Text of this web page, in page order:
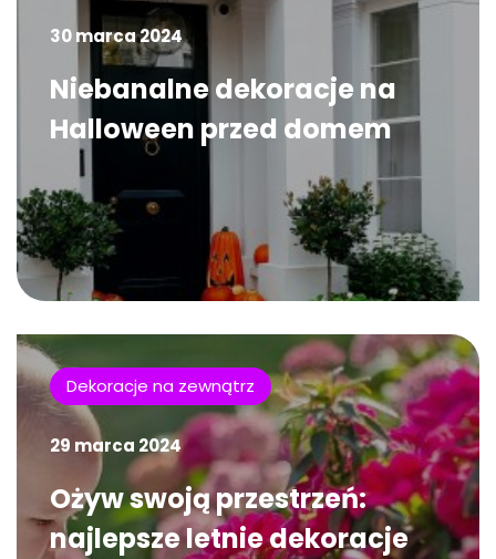
30 marca 2024
Niebanalne dekoracje na
Halloween przed domem
Dekoracje na zewnątrz
29 marca 2024
Ożyw swoją przestrzeń:
najlepsze letnie dekoracje